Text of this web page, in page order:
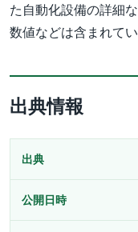
た自動化設備の詳細
数値などは含まれてい
出典情報
出典
公開日時